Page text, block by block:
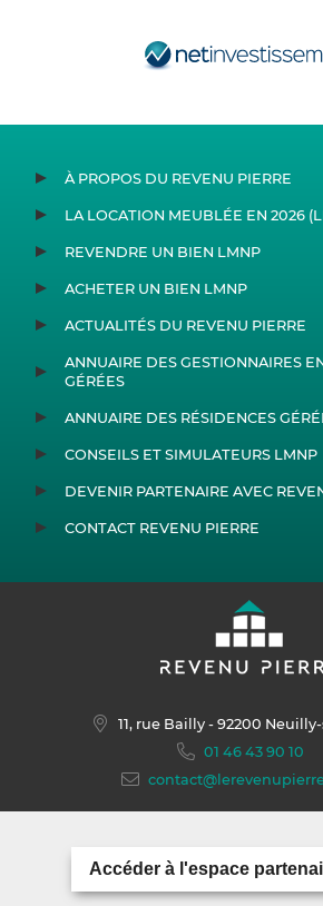
À PROPOS DU REVENU PIERRE
LA LOCATION MEUBLÉE EN 2026
REVENDRE UN BIEN LMNP
ACHETER UN BIEN LMNP
ACTUALITÉS DU REVENU PIERRE
ANNUAIRE DES GESTIONNAIRES
GÉRÉES
ANNUAIRE DES RÉSIDENCES
CONSEILS ET SIMULATEURS LMNP
DEVENIR PARTENAIRE AVEC
CONTACT REVENU PIERRE
11, rue Bailly- 92200
01 46 43 90 10
Accéder à l'espace